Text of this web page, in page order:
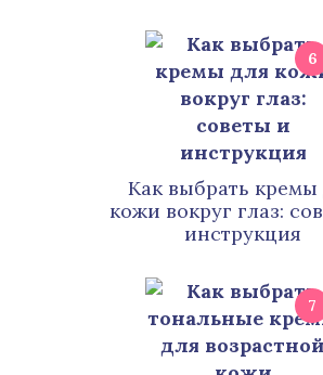
6
Как выбрать кремы
кожи вокруг глаз:
инструкция
7